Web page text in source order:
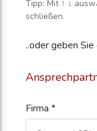
Tipp: Mit ↑ ↓
schließen.
..oder geben
Firma *